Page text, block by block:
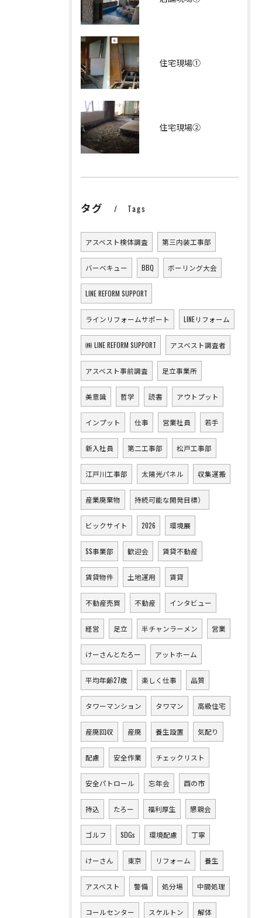
住宅現場①
住宅現場②
タグ Tags
アスベスト検体調査 第三内装工事部
バーベキュー BBQ ボーリング大会
LINE REFORM SUPPORT
ラインリフォームサポート LINEリフォーム
㈱ LINE REFORM SUPPORT アスベスト調査者
アスベスト事前調査 足立事業所
美意識 哲学 読書 アウトプット
インプット 仕事 営業社員 若手
新入社員 第二工事部 松戸工事部
江戸川工事部 太陽光パネル 収集運搬
産業廃棄物 持続可能な開発目標）
ビックサイト 2026 環境展
SS事業部 歓迎会 賃貸不動産
賃貸物件 土地運用 賃貸
不動産売買 不動産 インタビュー
経営 足立 半チャンラーメン 営業
けーさんとたろー アットホーム
平均年齢27歳 楽しく仕事 品質
タワーマンション タワマン 高級住宅
産廃回収 産廃 養生設置 気配り
配慮 安全作業 チェックリスト
安全パトロール 忘年会 酉の市
持込 たろー 福利厚生 懇親会
ゴルフ SDGs 環境配慮 丁寧
けーさん 東京 リフォーム 養生
アスベスト 警備 処分場 中間処理
コールセンター スケルトン 解体